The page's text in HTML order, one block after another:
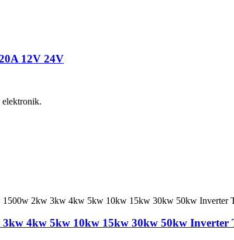
12V 24V
elektronik.
4kw 5kw 10kw 15kw 30kw 50kw Inverter